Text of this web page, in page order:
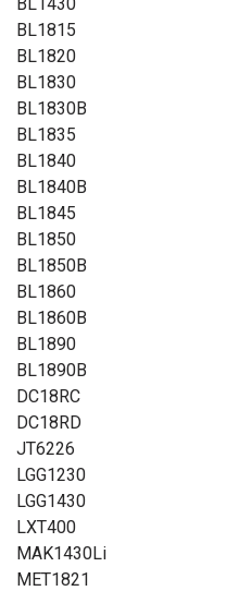
BL1815
BL1820
BL1830
BL1830B
BL1835
BL1840
BL1840B
BL1845
BL1850
BL1850B
BL1860
BL1860B
BL1890
BL1890B
DC18RC
DC18RD
JT6226
LGG1230
LGG1430
LXT400
MAK1430Li
MET1821